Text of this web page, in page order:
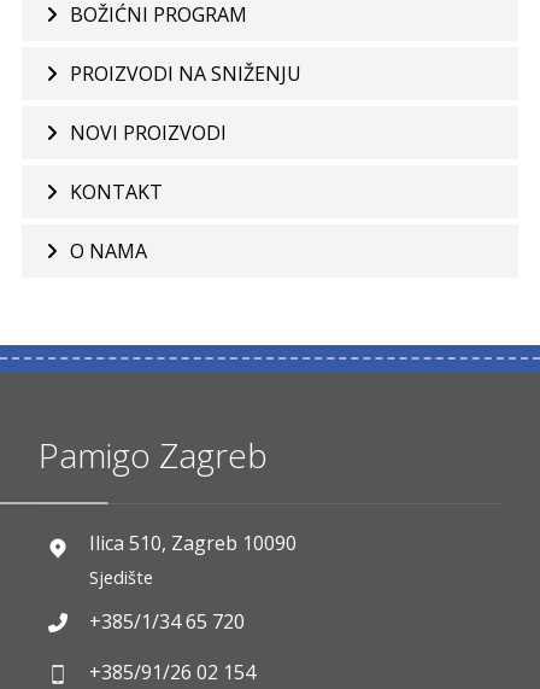
BOŽIĆNI PROGRAM
PROIZVODI NA SNIŽENJU
NOVI PROIZVODI
KONTAKT
O NAMA
Pamigo Zagreb
Ilica 510, Zagreb 10090
Sjedište
+385/1/34 65 720
+385/91/26 02 154